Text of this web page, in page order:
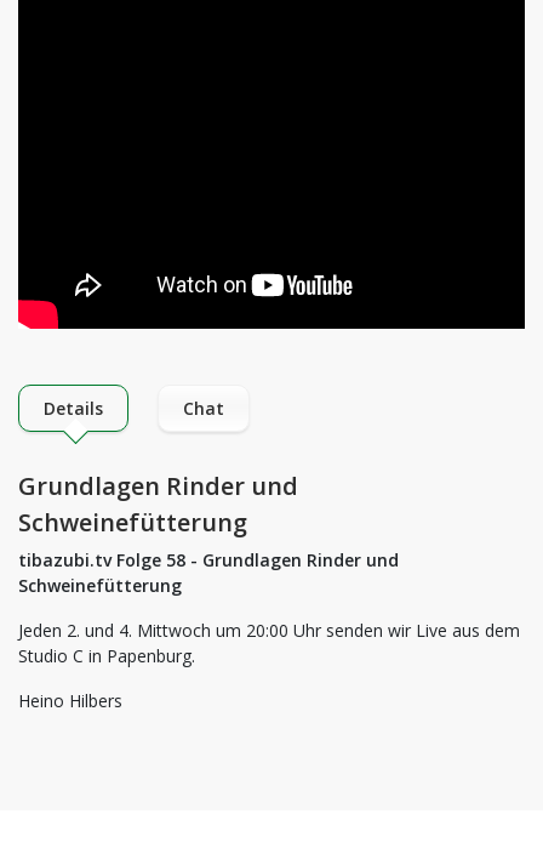
Details Chat
Grundlagen Rinder und
Schweinefütterung
tibazubi.tv Folge 58 - Grundlagen Rinder und
Schweinefütterung
Jeden 2. und 4. Mittwoch um 20:00 Uhr senden wir Live aus dem
Studio C in Papenburg.
Heino Hilbers